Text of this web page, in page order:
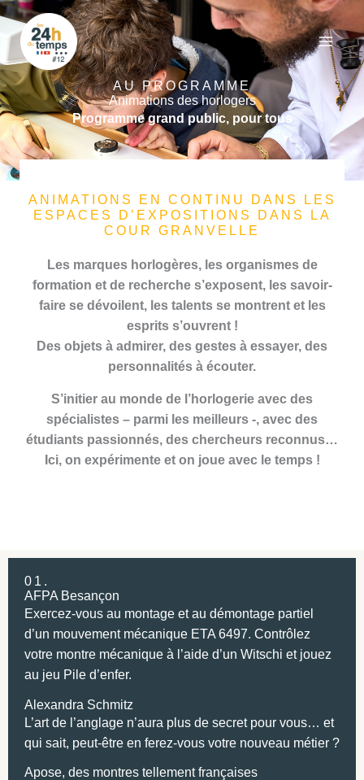
Aller
contenu
AU PROGRAMME
Animations des horlogers
Programme grand public, pour tous
ANIMATIONS EN CONTINU DANS LES
ESPACES D’EXPOSITIONS DANS LA
COUR GRANVELLE
Les marques horlogères, les organismes de
formation et de recherche s’exposent, les savoir-
faire se dévoilent, les talents se montrent et les
esprits s’ouvrent !
Des objets à admirer, des gestes à essayer, des
personnalités à écouter.
S’initier au monde de l’horlogerie avec des
spécialistes – parmi les meilleurs -, avec des
étudiants passionnés, des chercheurs reconnus…
Ici, on expérimente et on joue avec le temps !
01.
AFPA Besançon
Exercez-vous au montage et au démontage partiel
d’un mouvement mécanique ETA 6497. Contrôlez
votre montre mécanique à l’aide d’un Witschi et jouez
au jeu Pile d’enfer.
Alexandra Schmitz
L’art de l’anglage n’aura plus de secret pour vous… et
qui sait, peut-être en ferez-vous votre nouveau métier ?
Apose, des montres tellement françaises